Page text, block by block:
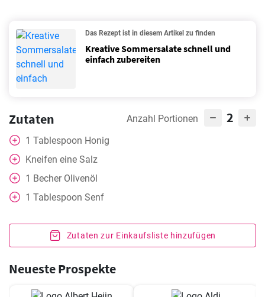
Das Rezept ist in diesem Artikel zu finden
Kreative Sommersalate schnell und
einfach zubereiten
Zutaten Anzahl Portionen 2
1 Tablespoon Honig
Kneifen eine Salz
1 Becher Olivenöl
1 Tablespoon Senf
Zutaten zur Einkaufsliste hinzufügen
Neueste Prospekte